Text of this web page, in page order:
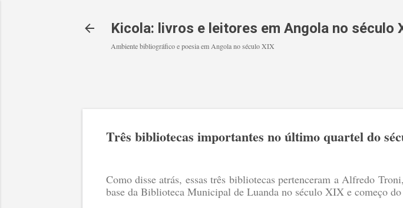
Kicola: livros e leitores em Angola no século
Ambiente bibliográfico e poesia em Angola no século XIX
Três bibliotecas importantes no último quartel do
Como disse atrás, essas três bibliotecas pertenceram a Alfredo
base da Biblioteca Municipal de Luanda no século XIX e começo